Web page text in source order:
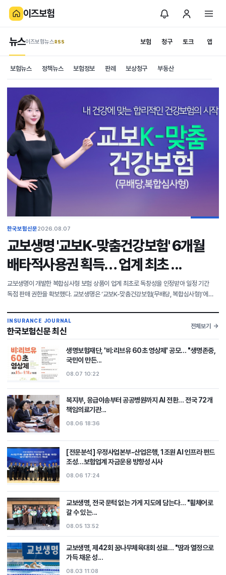
이즈보험
보험 청구
뉴스이즈보험뉴스.RSS 토크 앱
보험뉴스 정책뉴스 보험정보 판례 보상청구 부동산
한국보험신문2026.08.07
교보생명 '교보K-맞춤건강보험' 6개월
배타적사용권 획득… 업계 최초 ...
교보생명이 개발한 복합심사형 보험 상품이 업계 최초로 독창성을 인정받아 일정 기간
독점 판매 권한을 확보했다. 교보생명은 ‘교보K-맞춤건강보험(무배당, 복합심사형)’에
7일 밝혔다. 배타적
INSURANCE JOURNAL
한국보험신문 최신
전체보기
생명보험재단, '비:리브유 60초 영상제' 공모… "생명존중,
국민이 만든...
08.07 10:22
복지부, 응급이송부터 공공병원까지 AI 전환… 전국 72개
책임의료기관...
08.06 18:36
[전문분석] 우정사업본부-산업은행, 1조원 AI 인프라 펀드
조성…보험업계 자금운용 방향성 시사
08.06 17:24
교보생명, 전국 문턱 없는 가게 지도에 담는다… "휠체어로
갈 수 있는...
08.05 13:52
교보생명, 제42회 꿈나무체육대회 성료… "땀과 열정으로
가득 채운 성...
08.03 11:08